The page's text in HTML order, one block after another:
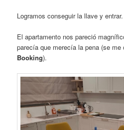
Logramos conseguir la llave y entrar.
El apartamento nos pareció
parecía que merecía la pena (se me
Booking).